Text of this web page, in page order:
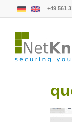
+49 561